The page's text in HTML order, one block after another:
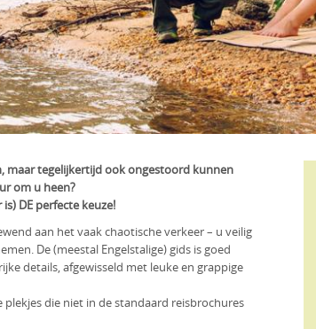
maar tegelijkertijd ook ongestoord kunnen
om u heen?
DE perfecte keuze!
aan het vaak chaotische verkeer – u veilig
De (meestal Engelstalige) gids is goed
details, afgewisseld met leuke en grappige
die niet in de standaard reisbrochures